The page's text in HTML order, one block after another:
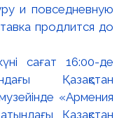
и повседневную
продлится до